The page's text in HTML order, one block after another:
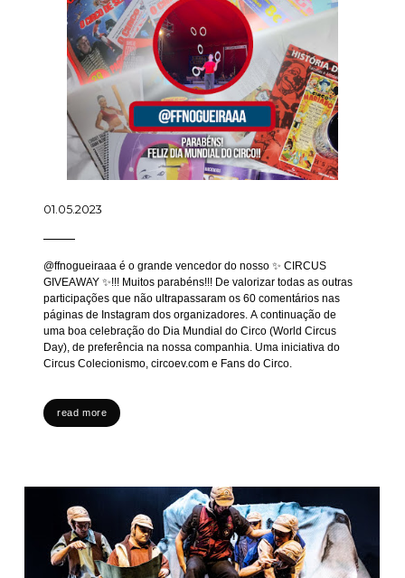
01.05.2023
@ffnogueiraaa é o grande vencedor do nosso ✨ CIRCUS
GIVEAWAY ✨!!! Muitos parabéns!!! De valorizar todas as outras
participações que não ultrapassaram os 60 comentários nas
páginas de Instagram dos organizadores. A continuação de
uma boa celebração do Dia Mundial do Circo (World Circus
Day), de preferência na nossa companhia. Uma iniciativa do
Circus Colecionismo, circoev.com e Fans do Circo.
read more